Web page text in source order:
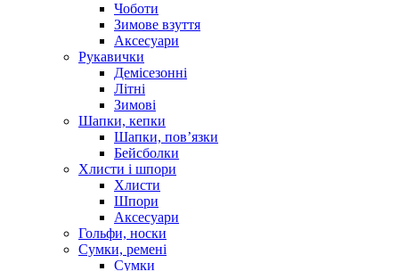
Чоботи
Зимове взуття
Аксесуари
Рукавички
Демісезонні
Літні
Зимові
Шапки, кепки
Шапки, пов’язки
Бейсболки
Хлисти і шпори
Хлисти
Шпори
Аксесуари
Гольфи, носки
Сумки, ремені
Сумки